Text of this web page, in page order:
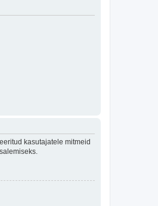
kasutajatele mitmeid